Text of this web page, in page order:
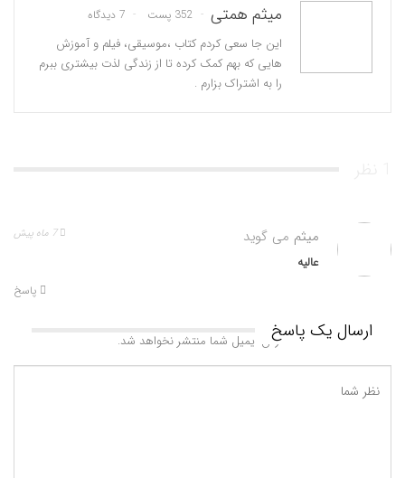
میثم همتی 352 پست 7 دیدگاه
این جا سعی کردم کتاب ،موسیقی، فیلم و آموزش
هایی که بهم کمک کرده تا از زندگی لذت بیشتری ببرم
را به اشتراک بزارم .
میثم می گوید 7 ماه پیش
عالیه
پاسخ
ارسال یک پاسخآدرس ایمیل شما منتشر نخواهد شد.